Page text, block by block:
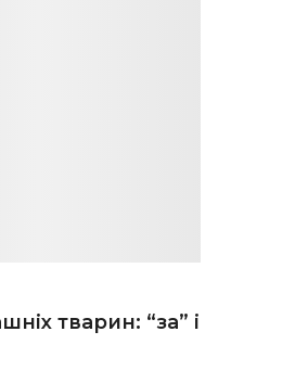
тварин: “за” і